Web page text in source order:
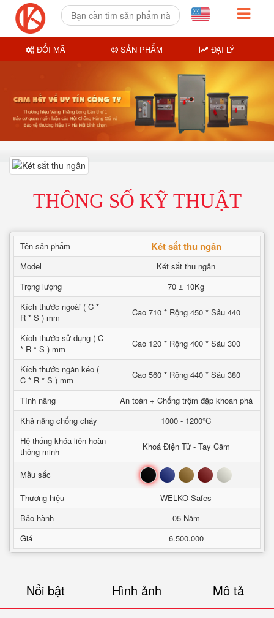
THÔNG SỐ KỸ THUẬT
Tên sản phẩm Két sắt thu ngân
Model
Két sắt thu ngân
Trọng lượng
70 ± 10Kg
Kích thước ngoài ( C *
R * S ) mm
Cao 710 * Rộng 450 * Sâu 440
Kích thước sử dụng ( C
* R * S ) mm
Cao 120 * Rộng 400 * Sâu 300
Kích thước ngăn kéo (
C * R * S ) mm
Cao 560 * Rộng 440 * Sâu 380
Tính năng
An toàn + Chống trộm đập khoan phá
Khả năng chống cháy
1000 - 1200°C
Hệ thống khóa liên hoàn
thông minh
Khoá Điện Tử - Tay Cầm
Mầu sắc Đen Xanh Nâu Đỏ Trắng
Thương hiệu
WELKO Safes
Bảo hành
05 Năm
Giá
6.500.000
Nổi bật Hình ảnh Mô tả
ĐỔI MÃ SẢN PHẨM ĐẠI LÝ